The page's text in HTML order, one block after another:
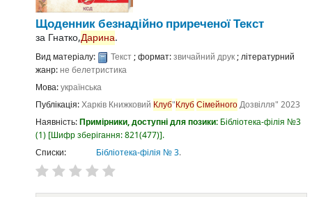
Щоденник безнадійно приреченоїТекст
за Гнатко,Дарина.
Вид матеріалу: Текст; формат:звичайний друк; літературний
жанр:не белетристика
Мова:українська
Публікація:Харків Книжковий Клуб"КлубСімейногоДозвілля" 2023
Наявність:Примірники, доступні для позики: Бібліотека-філія №3
(1) Шифр зберігання:821(477) .
Списки:
Бібліотека-філія № 3.